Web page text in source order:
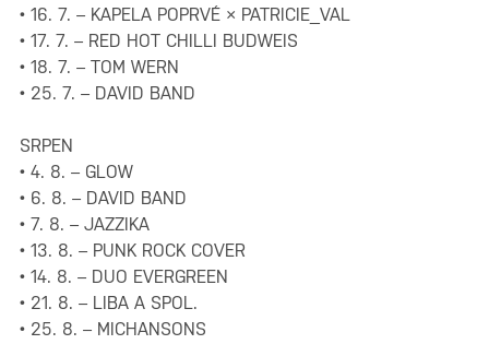
• 16. 7. – KAPELA POPRVÉ × PATRICIE_VAL
• 17. 7. – RED HOT CHILLI BUDWEIS
• 18. 7. – TOM WERN
• 25. 7. – DAVID BAND
SRPEN
• 4. 8. – GLOW
• 6. 8. – DAVID BAND
• 7. 8. – JAZZIKA
• 13. 8. – PUNK ROCK COVER
• 14. 8. – DUO EVERGREEN
• 21. 8. – LIBA A SPOL.
• 25. 8. – MICHANSONS